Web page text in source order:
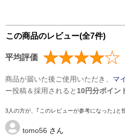
この商品のレビュー(全7件)
平均評価
商品が届いた後ご使用いただき、 マ
ー投稿＆採用されると 10円分ポイン
3人の方が、｢このレビューが参考になった｣と
tomo56 さん